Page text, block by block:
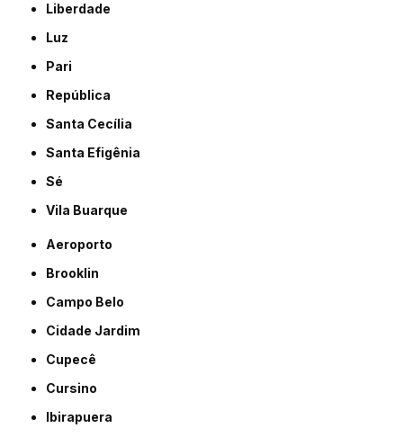
Liberdade
Luz
Pari
República
Santa Cecília
Santa Efigênia
Sé
Vila Buarque
Aeroporto
Brooklin
Campo Belo
Cidade Jardim
Cupecê
Cursino
Ibirapuera